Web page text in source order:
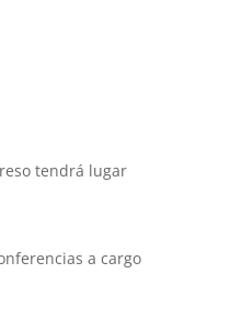
tendrá lugar
a cargo